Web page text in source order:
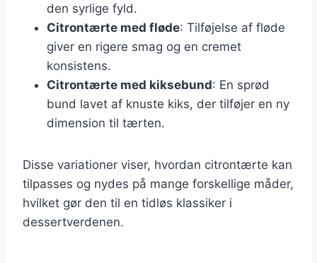
den syrlige fyld.
Citrontærte med fløde: Tilføjelse af fløde
giver en rigere smag og en cremet
konsistens.
Citrontærte med kiksebund: En sprød
bund lavet af knuste kiks, der tilføjer en ny
dimension til tærten.
Disse variationer viser, hvordan citrontærte kan
tilpasses og nydes på mange forskellige måder,
hvilket gør den til en tidløs klassiker i
dessertverdenen.